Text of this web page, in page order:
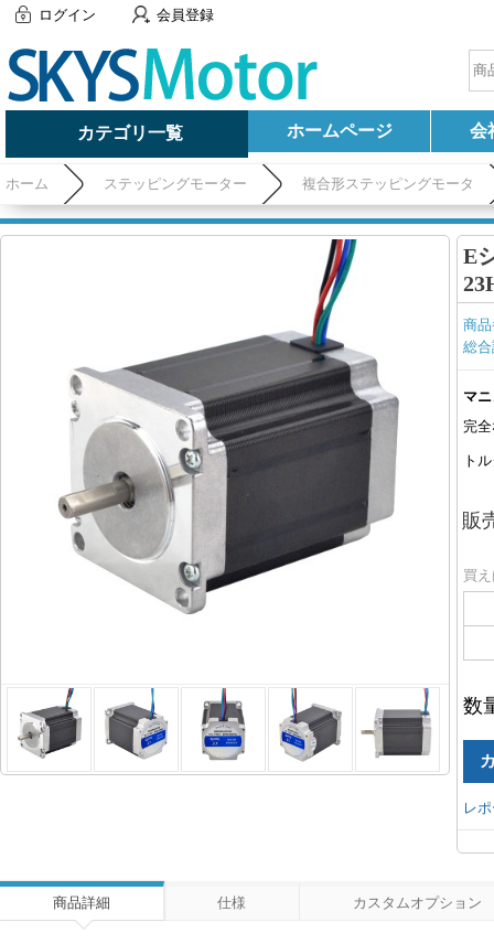
ログイン 会員登録
カテゴリ一覧 ホームページ 会
ホーム ステッピングモーター 複合形ステッピングモータ
E
商
総
マ
完
ト
販
買
数
レ
商品詳細 仕様 カスタムオプション